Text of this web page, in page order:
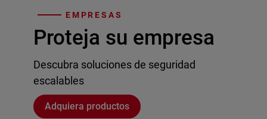
EMPRESAS
Proteja su empresa
Descubra soluciones de seguridad
escalables
Adquiera productos